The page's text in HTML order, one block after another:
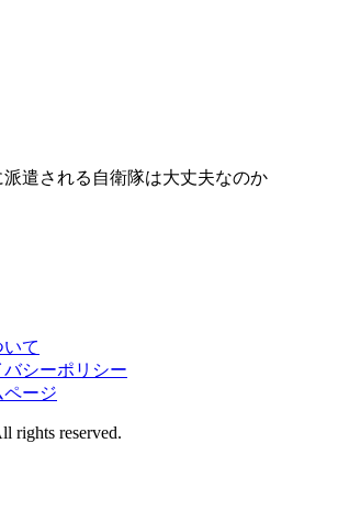
遣される自衛隊は大丈夫なのか
て
シーポリシー
ージ
rights reserved.